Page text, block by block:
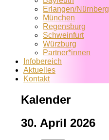
Erlangen/Nürnberg
München
Regensburg
Schweinfurt
Würzburg
Partner*innen
Infobereich
Aktuelles
Kontakt
Kalender
30. April 2026